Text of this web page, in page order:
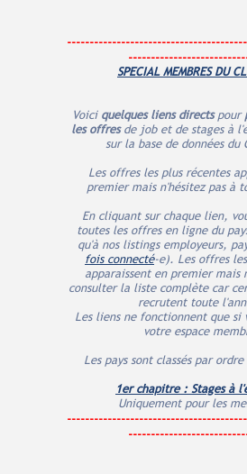
SPECIAL MEMBRES DU
Voici quelques liens directspour
les offresde job et de stages à
sur la base de données du
Les offres les plus récentes
premier mais n'hésitez pas à
En cliquant sur chaque lien,
toutes les offres en ligne du
qu'à nos listings employeurs,
fois connecté-e). Les offres
apparaissent en premier mais
consulter la liste complète car
recrutent toute
Les liens ne fonctionnent que si
votre espace
Les pays sont classés par
1er chapitre : Stages à
Uniquement pour les